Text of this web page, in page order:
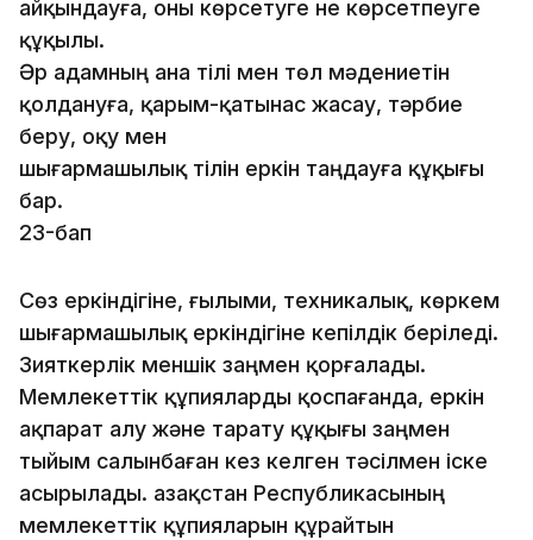
айқындауға, оны көрсетуге не көрсетпеуге
құқылы.
Әр адамның ана тілі мен төл мәдениетiн
қолдануға, қарым-қатынас жасау, тәрбие
беру, оқу мен
шығармашылық тілін еркiн таңдауға құқығы
бар.
23-бап
Сөз еркіндігіне, ғылыми, техникалық, көркем
шығарма­шылық еркіндігіне кепiлдiк берiледi.
Зияткерлік меншік заңмен қорғалады.
Мемлекеттік құпияларды қоспағанда, еркін
ақпарат алу және тарату құқығы заңмен
тыйым салынбаған кез келген тәсілмен іске
асырылады. Қазақстан Республикасының
мемлекеттік құпияларын құрайтын